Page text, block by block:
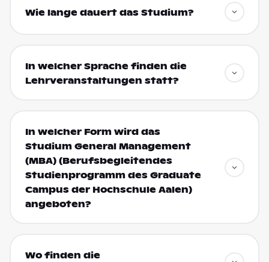
Wie lange dauert das Studium?
In welcher Sprache finden die
Lehrveranstaltungen statt?
In welcher Form wird das
Studium General Management
(MBA) (Berufsbegleitendes
Studienprogramm des Graduate
Campus der Hochschule Aalen)
angeboten?
Wo finden die